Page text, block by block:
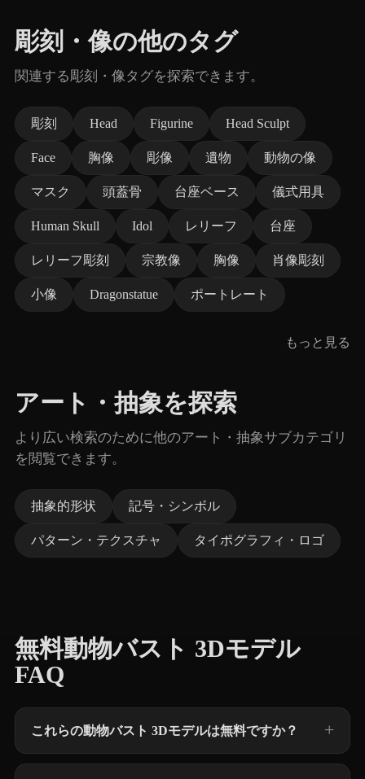
彫刻・像の他のタグ
関連する彫刻・像タグを探索できます。
彫刻 Head Figurine Head Sculpt
Face 胸像 彫像 遺物 動物の像
マスク 頭蓋骨 台座ベース 儀式用具
Human Skull Idol レリーフ 台座
レリーフ彫刻 宗教像 胸像 肖像彫刻
小像 Dragonstatue ポートレート
もっと見る
アート・抽象を探索
より広い検索のために他のアート・抽象サブカテゴリ
を閲覧できます。
抽象的形状 記号・シンボル
パターン・テクスチャ タイポグラフィ・ロゴ
無料動物バスト 3Dモデル
FAQ
これらの動物バスト 3Dモデルは無料ですか？